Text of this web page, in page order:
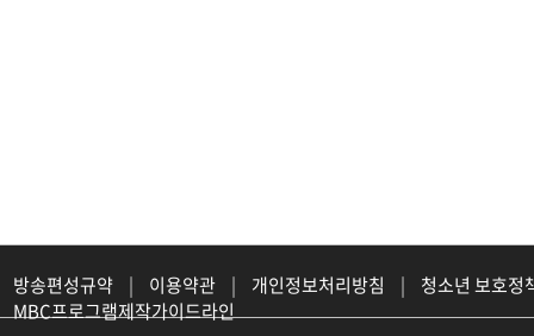
방송편성규약 | 이용약관 | 개인정보처리방침 |
청소년 보호정
MBC프로그램제작가이드라인